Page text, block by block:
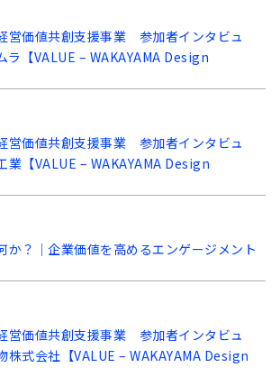
営価値共創支援事業 参加者インタビュ
【VALUE – WAKAYAMA Design
営価値共創支援事業 参加者インタビュ
【VALUE – WAKAYAMA Design
か？｜企業価値を高めるエンゲージメント
営価値共創支援事業 参加者インタビュ
式会社【VALUE – WAKAYAMA Design